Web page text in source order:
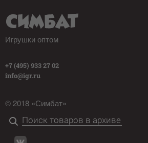
Игрушки оптом
+7 (495) 933 27 02
info@igr.ru
© 2018 «Симбат»